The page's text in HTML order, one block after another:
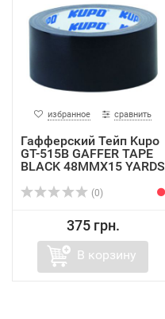
избранное сравнить
Гафферский Тейп Kupo
GT-515B GAFFER TAPE
BLACK 48MMX15 YARDS
(0)
375 грн.
В корзину